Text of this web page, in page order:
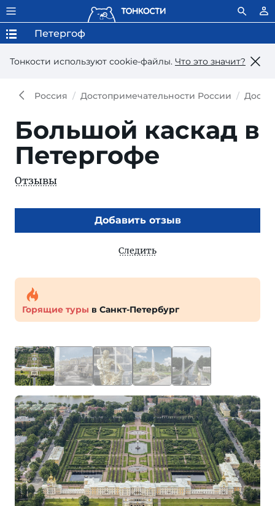
Тонкости используют сookie-файлы. Что это значит?
Петергоф
Россия Достопримечательности России
Большой каскад в
Петергофе
Отзывы
Добавить отзыв
Следить
Горящие туры в Санкт-Петербург